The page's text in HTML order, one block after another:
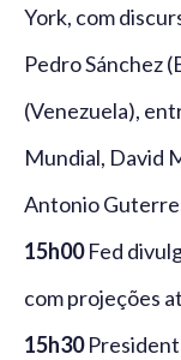
York, com
Pedro Sánchez
(Venezuela),
Mundial, David
Antonio
15h00Fed
com projeções
15h30